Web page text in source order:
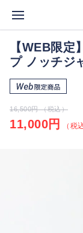
【WEB限定
プ ノッチジ
16,500円 （税込）
11,000円 （税